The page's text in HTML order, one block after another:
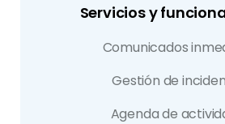
Servicios y
Comunicados
Gestión de
Agenda de